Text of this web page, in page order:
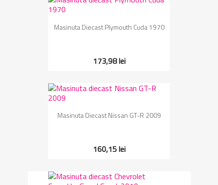
Masinuta Diecast Plymouth Cuda 1970
173,98 lei
Masinuta Diecast Nissan GT-R 2009
160,15 lei